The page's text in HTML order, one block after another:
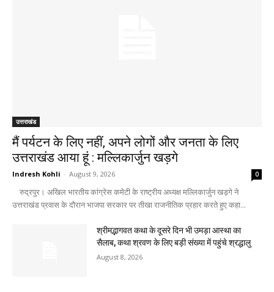
उत्तराखंड
मैं पर्यटन के लिए नहीं, अपने लोगों और जनता के लिए
उत्तराखंड आया हूं : मल्लिकार्जुन खड़गे
Indresh Kohli - August 9, 2026 0
रुद्रपुर। अखिल भारतीय कांग्रेस कमेटी के राष्ट्रीय अध्यक्ष मल्लिकार्जुन खड़गे ने
उत्तराखंड प्रवास के दौरान भाजपा सरकार पर तीखा राजनीतिक प्रहार करते हुए कहा...
श्रीमद्भागवत कथा के दूसरे दिन भी उमड़ा आस्था का
सैलाब, कथा श्रवण के लिए बड़ी संख्या में पहुंचे श्रद्धालु
August 8, 2026